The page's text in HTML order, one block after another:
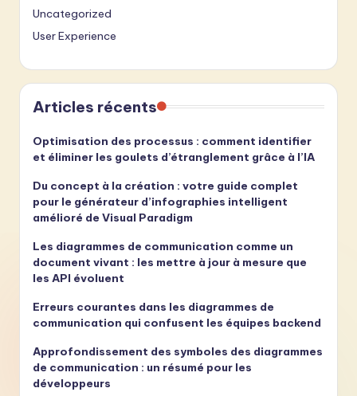
Uncategorized
User Experience
Articles récents
Optimisation des processus : comment identifier
et éliminer les goulets d’étranglement grâce à l’IA
Du concept à la création : votre guide complet
pour le générateur d’infographies intelligent
amélioré de Visual Paradigm
Les diagrammes de communication comme un
document vivant : les mettre à jour à mesure que
les API évoluent
Erreurs courantes dans les diagrammes de
communication qui confusent les équipes backend
Approfondissement des symboles des diagrammes
de communication : un résumé pour les
développeurs